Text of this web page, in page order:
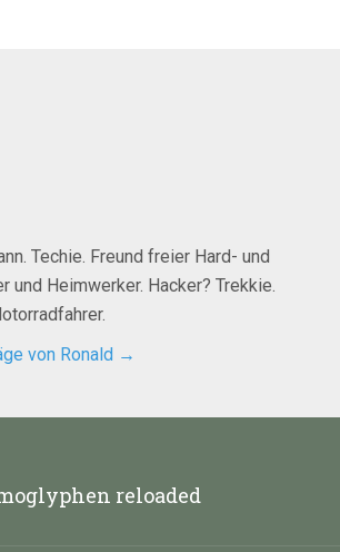
Techie. Freund freier Hard- und
und Heimwerker. Hacker? Trekkie.
von Ronald →
reloaded